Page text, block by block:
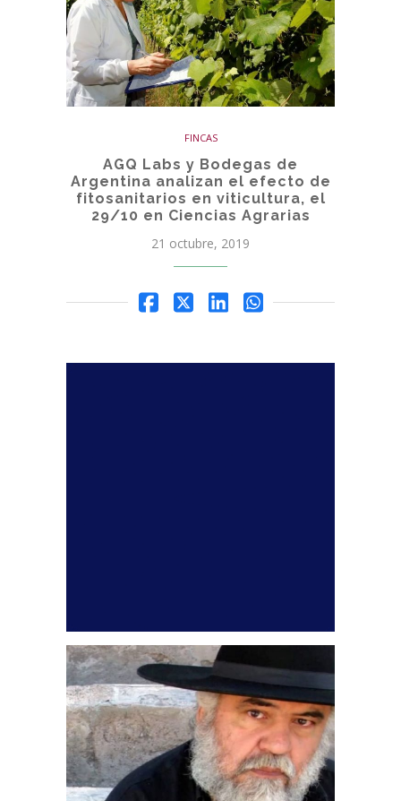
FINCAS
AGQ Labs y Bodegas de
Argentina analizan el efecto de
fitosanitarios en viticultura, el
29/10 en Ciencias Agrarias
21 octubre, 2019